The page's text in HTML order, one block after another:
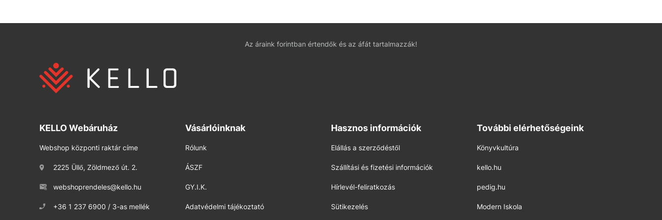
Az áraink forintban értendők és az áfát tartalmazzák!
KELLO Webáruház
Webshop központi raktár címe
2225 Üllő, Zöldmező út. 2.
webshoprendeles@kello.hu
+36 1 237 6900 / 3-as mellék
Vásárlóinknak
Rólunk
ÁSZF
GY.I.K.
Adatvédelmi tájékoztató
Hasznos információk
Elállás a szerződéstől
Szállítási és fizetési információk
Hírlevél-feliratkozás
Sütikezelés
További elérhetőségeink
Könyvkultúra
kello.hu
pedig.hu
Modern Iskola